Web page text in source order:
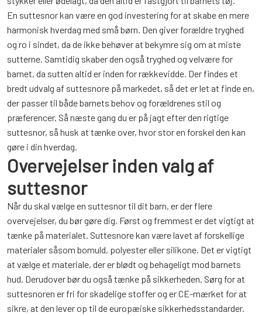
En suttesnor kan være en god investering for at skabe en mere
harmonisk hverdag med små børn. Den giver forældre tryghed
og ro i sindet, da de ikke behøver at bekymre sig om at miste
sutterne. Samtidig skaber den også tryghed og velvære for
barnet, da sutten altid er inden for rækkevidde. Der findes et
bredt udvalg af suttesnore på markedet, så det er let at finde en,
der passer til både barnets behov og forældrenes stil og
præferencer. Så næste gang du er på jagt efter den rigtige
suttesnor, så husk at tænke over, hvor stor en forskel den kan
gøre i din hverdag.
Overvejelser inden valg af
suttesnor
Når du skal vælge en suttesnor til dit barn, er der flere
overvejelser, du bør gøre dig. Først og fremmest er det vigtigt at
tænke på materialet. Suttesnore kan være lavet af forskellige
materialer såsom bomuld, polyester eller silikone. Det er vigtigt
at vælge et materiale, der er blødt og behageligt mod barnets
hud. Derudover bør du også tænke på sikkerheden. Sørg for at
suttesnoren er fri for skadelige stoffer og er CE-mærket for at
sikre, at den lever op til de europæiske sikkerhedsstandarder.